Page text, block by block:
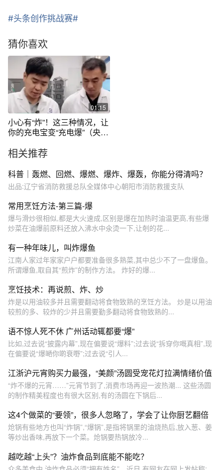
#头条创作挑战赛#
猜你喜欢
01:15
小心有“炸”！这三种情况，让
你的充电宝变“充电爆”（央视
相关推荐
科普｜轰燃、回燃、爆燃、爆炸、爆轰，你能分得清吗？
出品:辽宁省消防救援总队全媒体中心朝阳市消防救援支队
常用烹饪方法-第三篇-爆
爆与滑炒很相似,都是大火速成,区别是爆在加热时油温更高,有些爆
炒菜在油爆前原料还放入沸水中氽烫一下,让剞的花...
有一种年味儿，叫炸爆鱼
江南人家过年家家户户都要准备很多熟菜,其中总少不了一盘爆鱼。
所谓爆鱼,取自其“煎炸”的制作方法。 炸好的爆...
烹饪技术：再说煎、炸、炒
炸是以用油较多并且需要翻动将食物致熟的烹饪方法。 炒是以用油
较煎的多、较炸的少并且需要勤多翻动将食物致熟的...
语不惊人死不休 广州话动辄都要“爆”
比如,过去说“披露内幕”,现在偏要说“爆料”;过去说“拆穿你嘅真相”,现
在偏要说“爆嗮你啲衰嘢”;过去说“引人...
江浙沪元宵购买力最强，“美颜”汤圆受宠花灯拉满情绪价值
“炸不爆的元宵……”元宵节到了,消费市场再迎一波热潮... 这些汤圆
的制作精美程度也有很大区别,有的汤圆在下锅后...
这4个做菜的“要领”，很多人忽略了，学会了让你厨艺翻倍
炝锅有些地方也叫“炸锅”,“爆锅”,是指将锅里的油烧热后,放入葱、姜
等炒出香味,再放下一个菜。炝锅要热锅放冷...
越吃越“上头”？油炸食品到底能不能吃？